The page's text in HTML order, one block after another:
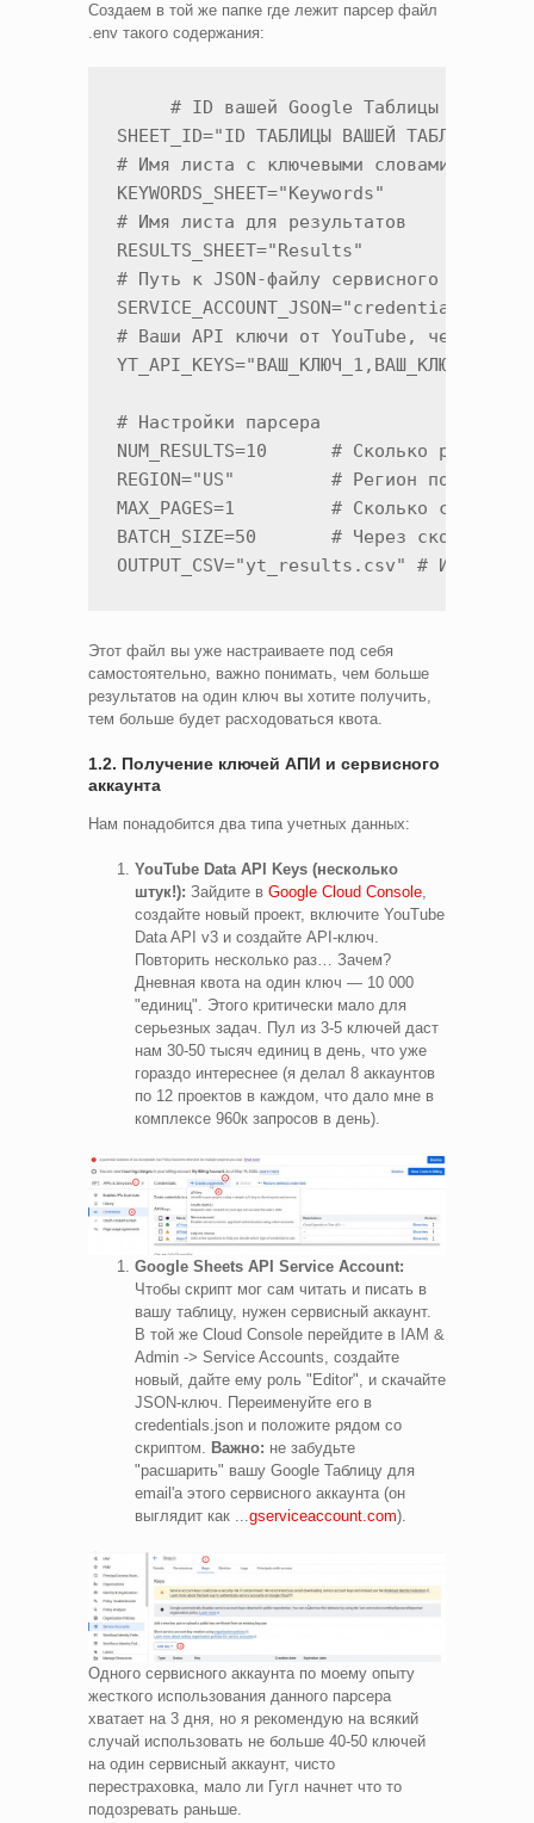
Создаем в той же папке где лежит парсер файл
.env такого содержания:
     # ID вашей Google Таблицы
SHEET_ID="ID ТАБЛИЦЫ ВАШЕЙ ТАБЛИЦЫ"
# Имя листа с ключевыми словами
KEYWORDS_SHEET="Keywords"
# Имя листа для результатов
RESULTS_SHEET="Results"
# Путь к JSON-файлу сервисного
SERVICE_ACCOUNT_JSON="credentials.json"
# Ваши API ключи от YouTube, через
# Настройки парсера
NUM_RESULTS=10      # Сколько
REGION="US"         # Регион поиска
MAX_PAGES=1         # Сколько страниц
BATCH_SIZE=50       # Через сколько
OUTPUT_CSV="yt_results.csv" # Имя
Этот файл вы уже настраиваете под себя
самостоятельно, важно понимать, чем больше
результатов на один ключ вы хотите получить,
тем больше будет расходоваться квота.
1.2. Получение ключей АПИ и сервисного
аккаунта
Нам понадобится два типа учетных данных:
YouTube Data API Keys (несколько
штук!): Зайдите в Google Cloud Console
создайте новый проект, включите YouTube
Data API v3 и создайте API-ключ.
Повторить несколько раз… Зачем?
Дневная квота на один ключ — 10 000
"единиц". Этого критически мало для
серьезных задач. Пул из 3-5 ключей даст
нам 30-50 тысяч единиц в день, что уже
гораздо интереснее (я делал 8 аккаунтов
по 12 проектов в каждом, что дало мне в
комплексе 960к запросов в день).
Google Sheets API Service Account:
Чтобы скрипт мог сам читать и писать в
вашу таблицу, нужен сервисный аккаунт.
В той же Cloud Console перейдите в IAM &
Admin -> Service Accounts, создайте
новый, дайте ему роль "Editor", и скачайте
JSON-ключ. Переименуйте его в
credentials.json и положите рядом со
скриптом. Важно: не забудьте
"расшарить" вашу Google Таблицу для
email'а этого сервисного аккаунта (он
выглядит как ...gserviceaccount.com).
Одного сервисного аккаунта по моему опыту
жесткого использования данного парсера
хватает на 3 дня, но я рекомендую на всякий
случай использовать не больше 40-50 ключей
на один сервисный аккаунт, чисто
перестраховка, мало ли Гугл начнет что то
подозревать раньше.